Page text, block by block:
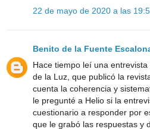
22 de mayo de 2020 a las
Benito de la Fuente
Hace tiempo leí una
de la Luz, que publicó la
cuenta la coherencia y
le pregunté a Helio si la
cuestionario a responder por
que le grabó las respuestas y